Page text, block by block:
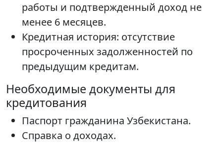
работы и подтвержденный доход не
менее 6 месяцев.
Кредитная история: отсутствие
просроченных задолженностей по
предыдущим кредитам.
Необходимые документы для
кредитования
Паспорт гражданина Узбекистана.
Справка о доходах.